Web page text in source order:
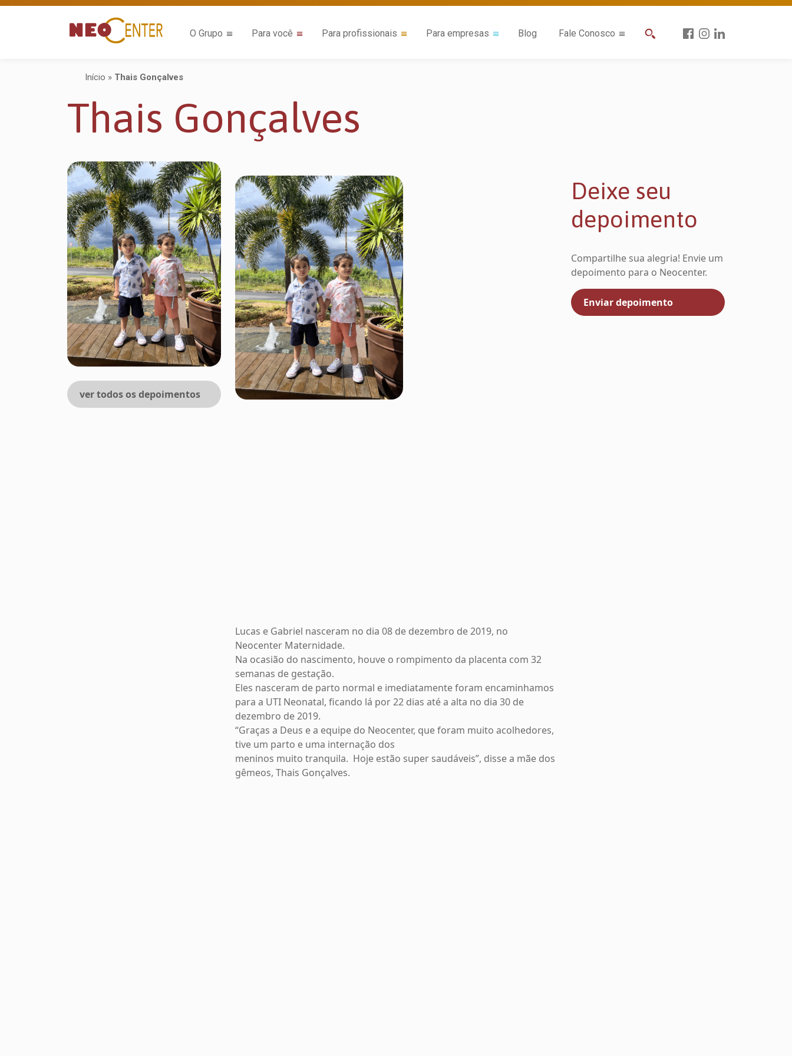
O Grupo Para você Para profissionais Para empresas Blog Fale Conosco
Início » Thais Gonçalves
Thais Gonçalves
ver todos os depoimentos
Lucas e Gabriel nasceram no dia 08 de dezembro de 2019, no
Neocenter Maternidade.
Na ocasião do nascimento, houve o rompimento da placenta com 32
semanas de gestação.
Eles nasceram de parto normal e imediatamente foram encaminhamos
para a UTI Neonatal, ficando lá por 22 dias até a alta no dia 30 de
dezembro de 2019.
“Graças a Deus e a equipe do Neocenter, que foram muito acolhedores,
tive um parto e uma internação dos
meninos muito tranquila. Hoje estão super saudáveis”, disse a mãe dos
gêmeos, Thais Gonçalves.
Deixe seu
depoimento
Compartilhe sua alegria! Envie um
depoimento para o Neocenter.
Enviar depoimento